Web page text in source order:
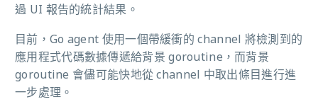
過 UI 報告的統計結果。
目前，Go agent 使用一個帶緩衝的 channel 將檢測到的
應用程式代碼數據傳遞給背景 goroutine，而背景
goroutine 會儘可能快地從 channel 中取出條目進行進
一步處理。